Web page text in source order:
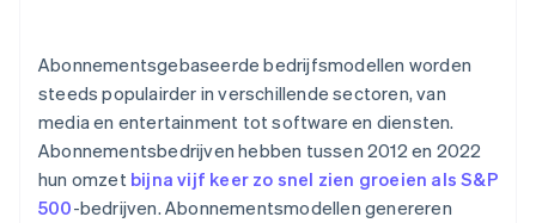
status van de betaling
Abonnementsgebaseerde bedrijfsmodellen worden
steeds populairder in verschillende sectoren, van
media en entertainment tot software en diensten.
Abonnementsbedrijven hebben tussen 2012 en 2022
hun omzet bijna vijf keer zo snel zien groeien als S&P
500-bedrijven. Abonnementsmodellen genereren